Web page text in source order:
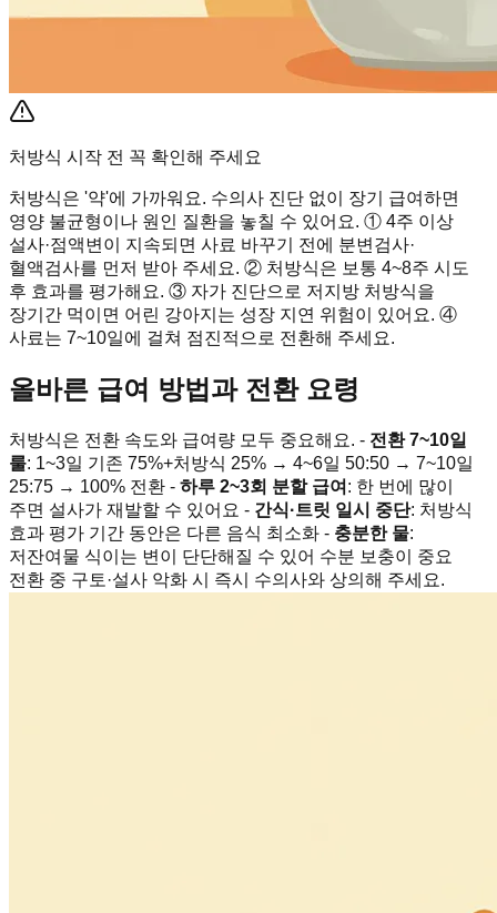
처방식 시작 전 꼭 확인해 주세요
처방식은 '약'에 가까워요. 수의사 진단 없이 장기 급여하면
영양 불균형이나 원인 질환을 놓칠 수 있어요. ① 4주 이상
설사·점액변이 지속되면 사료 바꾸기 전에 분변검사·
혈액검사를 먼저 받아 주세요. ② 처방식은 보통 4~8주 시도
후 효과를 평가해요. ③ 자가 진단으로 저지방 처방식을
장기간 먹이면 어린 강아지는 성장 지연 위험이 있어요. ④
사료는 7~10일에 걸쳐 점진적으로 전환해 주세요.
올바른 급여 방법과 전환 요령
처방식은 전환 속도와 급여량 모두 중요해요. - 전환 7~10일
룰: 1~3일 기존 75%+처방식 25% → 4~6일 50:50 → 7~10일
25:75 → 100% 전환 - 하루 2~3회 분할 급여 : 한 번에 많이
주면 설사가 재발할 수 있어요 - 간식·트릿 일시 중단: 처방식
효과 평가 기간 동안은 다른 음식 최소화 - 충분한 물:
저잔여물 식이는 변이 단단해질 수 있어 수분 보충이 중요
전환 중 구토·설사 악화 시 즉시 수의사와 상의해 주세요.